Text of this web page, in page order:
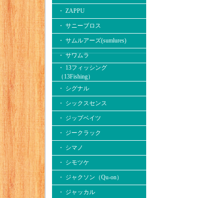
・ ZAPPU
・ サニーブロス
・ サムルアーズ(sumlures)
・ サワムラ
・ 13フィッシング
（13Fishing）
・ シグナル
・ シックスセンス
・ ジップベイツ
・ ジークラック
・ シマノ
・ シモツケ
・ ジャクソン（Qu-on）
・ ジャッカル